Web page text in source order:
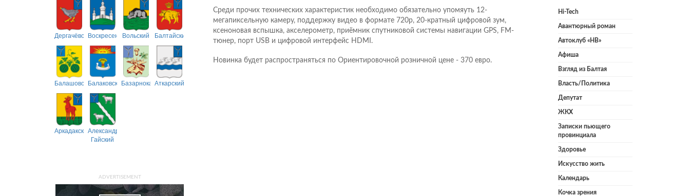
ДергачёвскийВоскресенскийВольский Балтайский
БалашовскийБалаковскийБазарнокарабулакский
Аткарский
АркадакскийАлександрово-
Гайский
ADVERTISEMENT
Среди прочих технических характеристик необходимо обязательно упомяуть 12-
мегапиксельную камеру, поддержку видео в формате 720p, 20-кратный цифровой зум,
ксеноновая вспышка, акселерометр, приёмник спутниковой системы навигации GPS, FM-
тюнер, порт USB и цифровой интерфейс HDMI.
Новинка будет распространяться по Ориентировочной розничной цене - 370 евро.
Hi-Tech
Авантюрный роман
Автоклуб «НВ»
Афиша
Взгляд из Балтая
Власть/Политика
Депутат
ЖКХ
Записки пьющего
провинциала
Здоровье
Искусство жить
Календарь
Кочка зрения